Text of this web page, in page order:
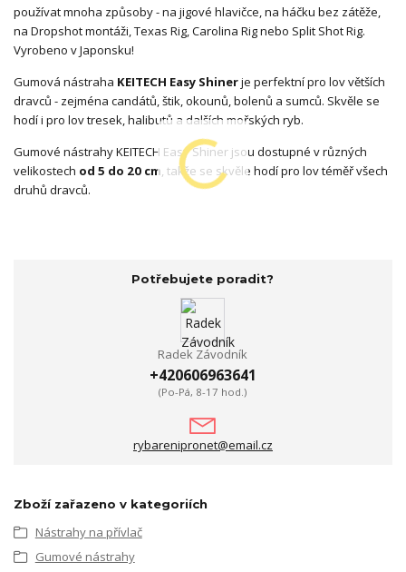
používat mnoha způsoby - na jigové hlavičce, na háčku bez zátěže,
na Dropshot montáži, Texas Rig, Carolina Rig nebo Split Shot Rig.
Vyrobeno v Japonsku!
Gumová nástraha KEITECH Easy Shinerje perfektní pro lov větších
dravců - zejména candátů, štik, okounů, bolenů a sumců. Skvěle se
hodí i pro lov tresek, halibutů a dalších mořských ryb.
Gumové nástrahy KEITECH Easy Shiner jsou dostupné v různých
velikostech od 5 do 20 cm, takže se skvěle hodí pro lov téměř všech
druhů dravců.
Potřebujete poradit?
Radek Závodník
+420606963641
(Po-Pá, 8-17 hod.)
rybarenipronet@email.cz
Zboží zařazeno v kategoriích
Nástrahy na přívlač
Gumové nástrahy